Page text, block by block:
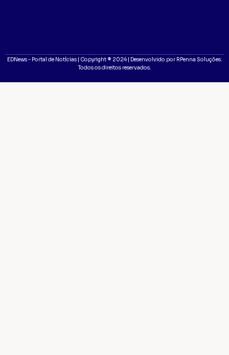
EDNews - Portal de Notícias | Copyright ® 2024 | Desenvolvido por RPenna Soluções.
Todos os direitos reservados.